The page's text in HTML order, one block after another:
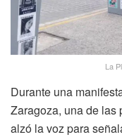
La
Durante una
Zaragoza, una de las
alzó la voz para